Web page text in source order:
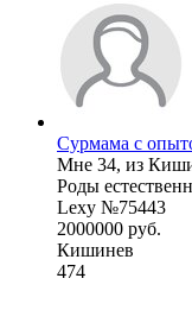
Сурмама с
Мне 34, из
Роды
Lexy №75443
2000000 руб.
Кишинев
474